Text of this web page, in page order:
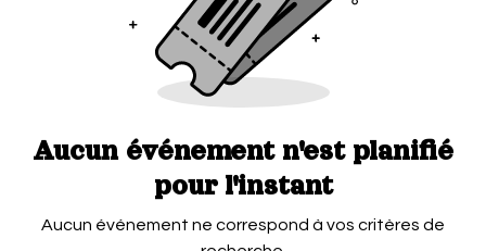
Aucun événement n'est planifié
pour l'instant
Aucun événement ne correspond à vos critères de